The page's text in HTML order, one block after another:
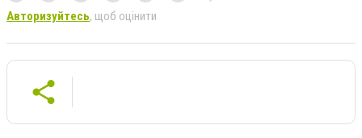
Авторизуйтесь, щоб оцінити